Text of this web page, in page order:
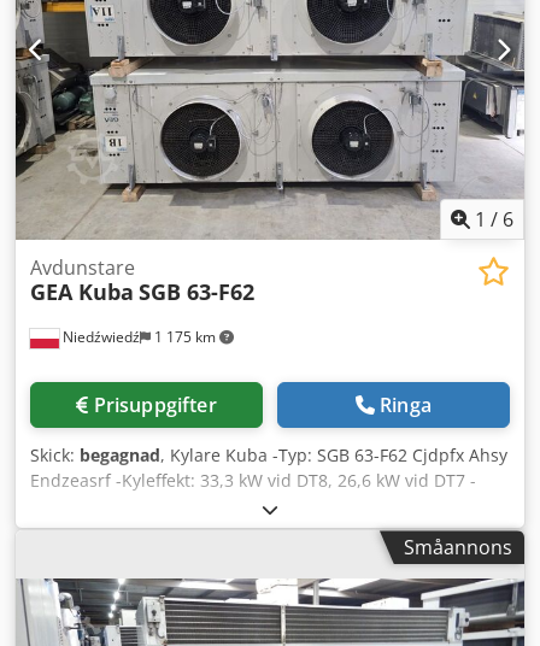
1 / 6
Niedźwiedź 1 175 km
Avdunstare
GEA Kuba SGB 63-F62
Prisuppgifter Ringa
Skick: begagnad, Kylare Kuba -Typ: SGB 63-F62 Cjdpfx Ahsy
Endzeasrf -Kyleffekt: 33,3 kW vid DT8, 26,6 kW vid DT7 -
Lamell: 7 mm -Vi har 10 st. med elektriska värmare och 7
st. utan värmare -Antal fläktar: 2 x 630 mm -Enhetens mått:
3020 mm x 850 mm x 1000 mm -Köldmedium: Freon -
Volym: 45 l -Lagermängd: 17 st. -Lagernummer: CH 599 -
Skick: Begagnad, mycket gott skick, kylaren 100% tät, fläktar
fungerar, redo för användning
Småannons